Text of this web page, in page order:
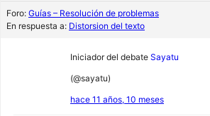
Foro: Guías – Resolución de problemas
En respuesta a: Distorsion del texto
Iniciador del debate Sayatu
(@sayatu)
hace 11 años, 10 meses